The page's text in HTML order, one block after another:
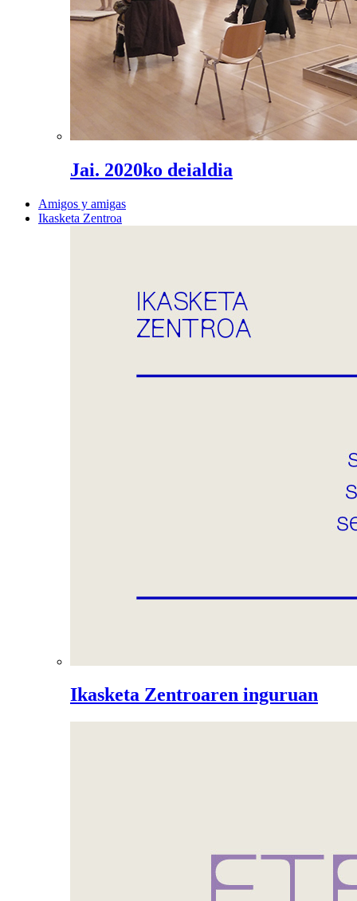
Jai. 2020ko deialdia
Amigos y amigas
Ikasketa Zentroa
Ikasketa Zentroaren inguruan